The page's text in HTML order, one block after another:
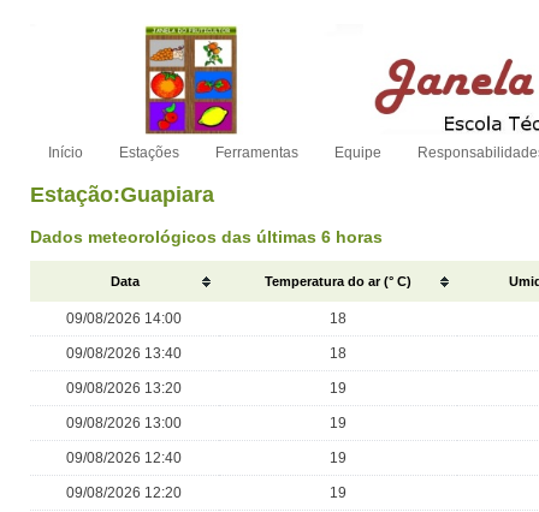
Início Estações Ferramentas Equipe
Estação:Guapiara
Dados meteorológicos das últimas 6 horas
Data Temperatura do ar (° C)
09/08/2026 14:00 18
09/08/2026 13:40 18
09/08/2026 13:20 19
09/08/2026 13:00 19
09/08/2026 12:40 19
09/08/2026 12:20 19